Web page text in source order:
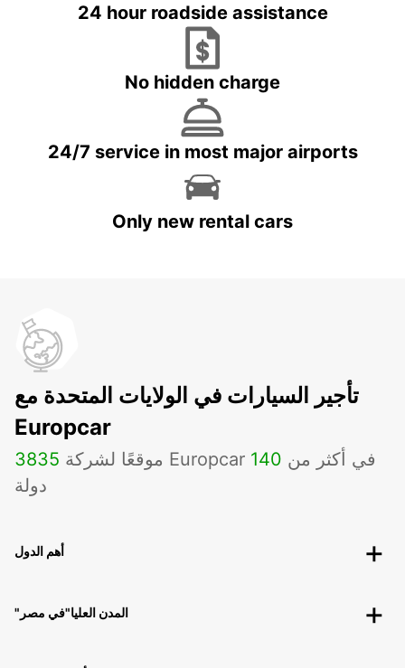
24 hour roadside assistance
No hidden charge
24/7 service in most major airports
Only new rental cars
تأجير السيارات في الولايات المتحدة مع
Europcar
3835 موقعًا لشركة Europcar في أكثر من 140
دولة
أهم الدول
"المدن العليا"في مصر